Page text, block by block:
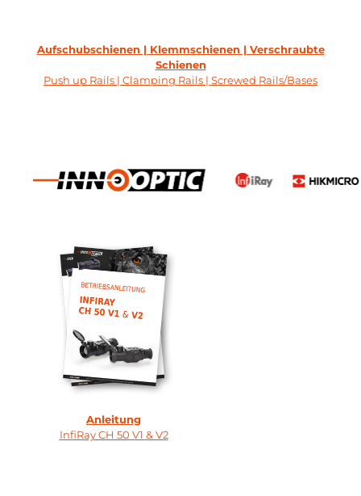
Aufschubschienen | Klemmschienen | Verschraubte
Schienen
Push up Rails | Clamping Rails | Screwed Rails/Bases
Anleitung
InfiRay CH 50 V1 & V2